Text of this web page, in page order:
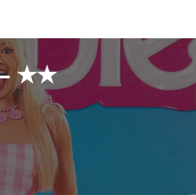
– ★★